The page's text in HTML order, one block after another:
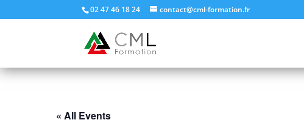
02 47 46 18 24 contact@cml-formation.fr
« All Events